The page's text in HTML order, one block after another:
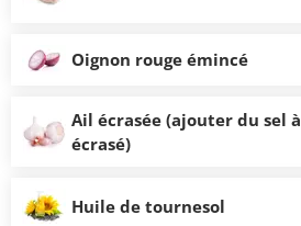
Oignon rouge émincé
Ail écrasée (ajouter du sel
écrasé)
Huile de tournesol